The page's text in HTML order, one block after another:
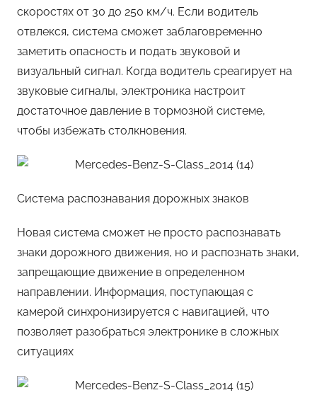
скоростях от 30 до 250 км/ч. Если водитель
отвлекся, система сможет заблаговременно
заметить опасность и подать звуковой и
визуальный сигнал. Когда водитель среагирует на
звуковые сигналы, электроника настроит
достаточное давление в тормозной системе,
чтобы избежать столкновения.
Система распознавания дорожных знаков
Новая система сможет не просто распознавать
знаки дорожного движения, но и распознать знаки,
запрещающие движение в определенном
направлении. Информация, поступающая с
камерой синхронизируется с навигацией, что
позволяет разобраться электронике в сложных
ситуациях